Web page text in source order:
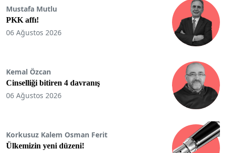
Mustafa Mutlu
PKK affı!
06 Ağustos 2026
Kemal Özcan
Cinselliği bitiren 4 davranış
06 Ağustos 2026
Korkusuz Kalem Osman Ferit
Ülkemizin yeni düzeni!